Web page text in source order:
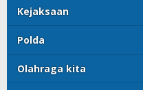
Kejaksaan
Polda
Olahraga kita